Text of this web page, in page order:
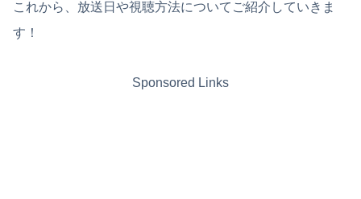
これから、放送日や視聴方法についてご紹介していきま
す！
Sponsored Links